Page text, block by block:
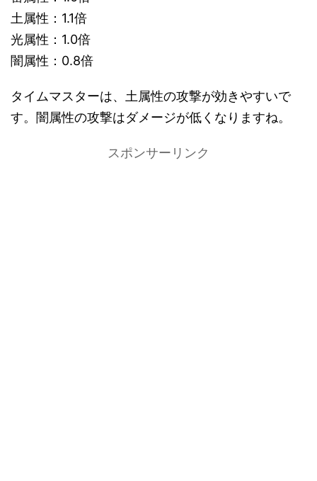
土属性：1.1倍
光属性：1.0倍
闇属性：0.8倍
タイムマスターは、土属性の攻撃が効きやすいで
す。闇属性の攻撃はダメージが低くなりますね。
スポンサーリンク